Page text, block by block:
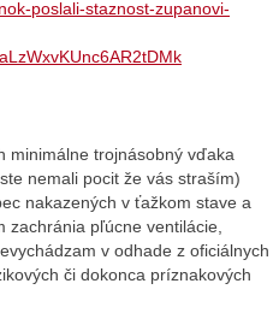
poslali-staznost-zupanovi-
minimálne trojnásobný vďaka
nemali pocit že vás straším)
nakazených v ťažkom stave a
zachránia pľúcne ventilácie,
v odhade z oficiálnych
či dokonca príznakových